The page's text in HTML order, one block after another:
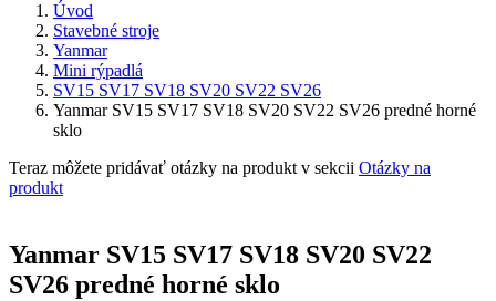
Úvod
Stavebné stroje
Yanmar
Mini rýpadlá
SV15 SV17 SV18 SV20 SV22 SV26
Yanmar SV15 SV17 SV18 SV20 SV22 SV26 predné horné
sklo
Teraz môžete pridávať otázky na produkt v sekcii Otázky na
produkt
Yanmar SV15 SV17 SV18 SV20 SV22
SV26 predné horné sklo